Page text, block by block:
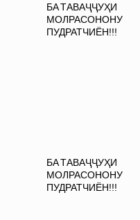
БА ТАВАҶҶУҲИ
МОЛРАСОНОНУ
ПУДРАТЧИЁН!!!
БА ТАВАҶҶУҲИ
МОЛРАСОНОНУ
ПУДРАТЧИЁН!!!